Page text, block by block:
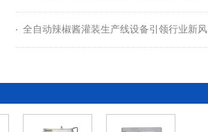
全自动辣椒酱灌装生产线设备引领行业新风